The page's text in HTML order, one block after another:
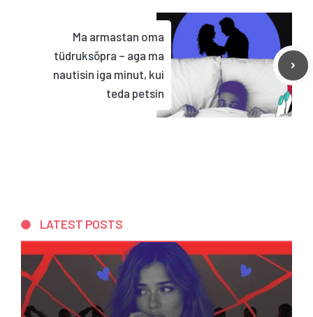
Ma armastan oma
tüdruksõpra – aga ma
nautisin iga minut, kui
teda petsin
LATEST POSTS